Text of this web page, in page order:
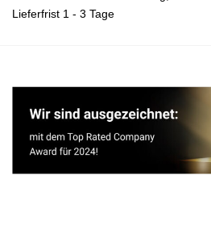
Lieferfrist 1 - 3 Tage